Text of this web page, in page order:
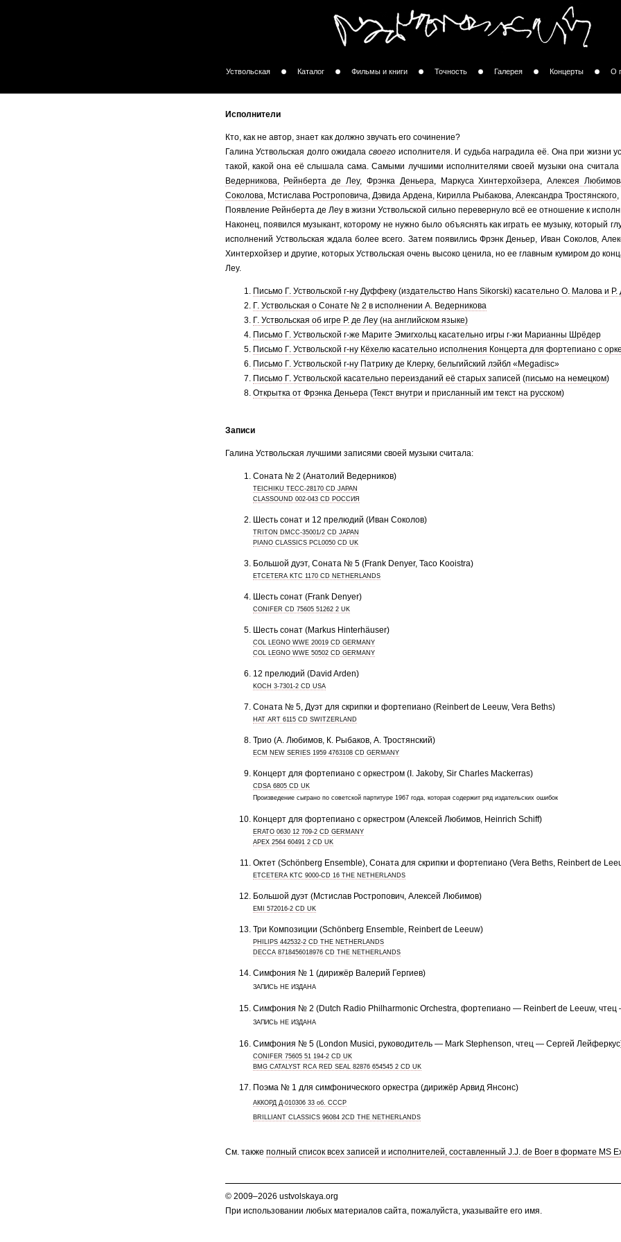
Уствольская Каталог Фильмы и книги Точность Галерея Концерты О
Исполнители
Кто, как не автор, знает как должно звучать его сочинение?
Галина Уствольская долго ожидала своегоисполнителя. И судьба наградила её. Она при жизни
такой, какой она её слышала сама. Самыми лучшими исполнителями своей музыки она
Ведерникова, Рейнберта де Леу, Фрэнка Деньера, Маркуса Хинтерхойзера,Алексея
Соколова, Мстислава Ростроповича, Дэвида Ардена, Кирилла Рыбакова, Александра Тростянского,
Появление Рейнберта де Леу в жизни Уствольской сильно перевернуло всё ее отношение к
Наконец, появился музыкант, которому не нужно было объяснять как играть ее музыку, который
исполнений Уствольская ждала более всего. Затем появились Фрэнк Деньер, Иван Соколов,
Хинтерхойзер и другие, которых Уствольская очень высоко ценила, но ее главным кумиром до
Леу.
Письмо Г. Уствольской г-ну Дуффеку (издательство Hans Sikorski) касательно О. Малова и Р.
Г. Уствольская о Сонате № 2 в исполнении А. Ведерникова
Г. Уствольская об игре Р. де Леу (на английском языке)
Письмо Г. Уствольской г-же Марите Эмигхольц касательно игры г-жи Марианны Шрёдер
Письмо Г. Уствольской г-ну Кёхелю касательно исполнения Концерта для фортепиано с
Письмо Г. Уствольской г-ну Патрику де Клерку, бельгийский лэйбл «Megadisc»
Письмо Г. Уствольской касательно переизданий её старых записей (письмо на немецком)
Открытка от Фрэнка Деньера(Текст внутри и присланный им текст на русском)
Записи
Галина Уствольская лучшими записями своей музыки считала:
Соната № 2 (Анатолий Ведерников)
TEICHIKU TECC-28170 CD JAPAN
CLASSOUND 002-043 CD РОССИЯ
Шесть сонат и 12 прелюдий (Иван Соколов)
TRITON DMCC-35001/2 CD JAPAN
PIANO CLASSICS PCL0050 CD UK
Большой дуэт, Соната № 5 (Frank Denyer, Taco Kooistra)
ETCETERA KTC 1170 CD NETHERLANDS
Шесть сонат (Frank Denyer)
CONIFER CD 75605 51262 2 UK
Шесть сонат (Markus Hinterhäuser)
COL LEGNO WWE 20019 CD GERMANY
COL LEGNO WWE 50502 CD GERMANY
12 прелюдий (David Arden)
KOCH 3-7301-2 CD USA
Соната № 5, Дуэт для скрипки и фортепиано (Reinbert de Leeuw, Vera Beths)
HAT ART 6115 CD SWITZERLAND
Трио (А. Любимов, К. Рыбаков, А. Тростянский)
ECM NEW SERIES 1959 4763108 CD GERMANY
Концерт для фортепиано с оркестром (I. Jakoby, Sir Charles Mackerras)
CDSA 6805 CD UK
Произведение сыграно по советской партитуре 1967 года, которая содержит ряд издательских ошибок
Концерт для фортепиано с оркестром (Алексей Любимов, Heinrich Schiff)
ERATO 0630 12 709-2 CD GERMANY
APEX 2564 60491 2 CD UK
Октет (Schönberg Ensemble), Соната для скрипки и фортепиано (Vera Beths, Reinbert de
ETCETERA KTC 9000-CD 16 THE NETHERLANDS
Большой дуэт (Мстислав Ростропович, Алексей Любимов)
EMI 572016-2 CD UK
Три Композиции (Schönberg Ensemble, Reinbert de Leeuw)
PHILIPS 442532-2 CD THE NETHERLANDS
DECCA 8718456018976 CD THE NETHERLANDS
Симфония № 1 (дирижёр Валерий Гергиев)
ЗАПИСЬ НЕ ИЗДАНА
Симфония № 2 (Dutch Radio Philharmonic Orchestra, фортепиано — Reinbert de Leeuw, чтец
ЗАПИСЬ НЕ ИЗДАНА
Симфония № 5 (London Musici, руководитель — Mark Stephenson, чтец — Сергей
CONIFER 75605 51 194-2 CD UK
BMG CATALYST RCA RED SEAL 82876 654545 2 CD UK
Поэма № 1 для симфонического оркестра (дирижёр Арвид Янсонс)
АККОРД Д-010306 33 об. СССР
BRILLIANT CLASSICS 96084 2CD THE NETHERLANDS
См. также полный список всех записей и исполнителей, составленный J.J. de Boer в формате MS
© 2009–2026 ustvolskaya.org
При использовании любых материалов сайта, пожалуйста, указывайте его имя.